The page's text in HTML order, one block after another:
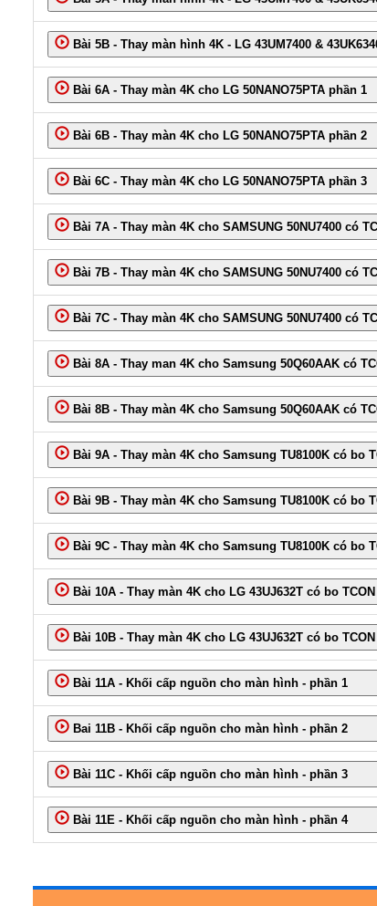
Bài 5B - Thay màn hình 4K - LG 43UM7400 &
Bài 6A - Thay màn 4K cho LG 50NANO75PTA phần 1
Bài 6B - Thay màn 4K cho LG 50NANO75PTA phần 2
Bài 6C - Thay màn 4K cho LG 50NANO75PTA phần 3
Bài 7A - Thay màn 4K cho SAMSUNG 50NU7400 có
Bài 7B - Thay màn 4K cho SAMSUNG 50NU7400 có
Bài 7C - Thay màn 4K cho SAMSUNG 50NU7400 có
Bài 8A - Thay man 4K cho Samsung 50Q60AAK có
Bài 8B - Thay màn 4K cho Samsung 50Q60AAK có
Bài 9A - Thay màn 4K cho Samsung TU8100K có bo
Bài 9B - Thay màn 4K cho Samsung TU8100K có bo
Bài 9C - Thay màn 4K cho Samsung TU8100K có bo
Bài 10A - Thay màn 4K cho LG 43UJ632T có bo
Bài 10B - Thay màn 4K cho LG 43UJ632T có bo
Bài 11A - Khối cấp nguồn cho màn hình - phần 1
Bai 11B - Khối cấp nguồn cho màn hình - phần 2
Bài 11C - Khối cấp nguồn cho màn hình - phần 3
Bài 11E - Khối cấp nguồn cho màn hình - phần 4